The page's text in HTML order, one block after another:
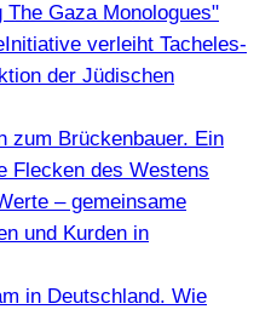
Gaza Monologues"
verleiht Tacheles-
der Jüdischen
zum Brückenbauer. Ein
Flecken des Westens
– gemeinsame
und Kurden in
in Deutschland. Wie